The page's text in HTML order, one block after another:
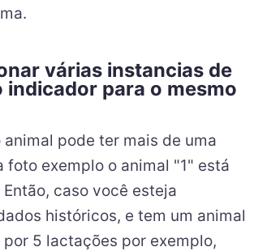
várias instancias de
indicador para o mesmo
animal pode ter mais de uma
foto exemplo o animal "1" está
caso você esteja
históricos, e tem um animal
por 5 lactações por exemplo,